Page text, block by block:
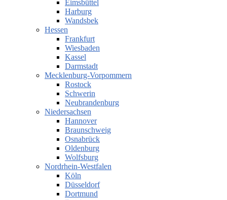
Eimsbüttel
Harburg
Wandsbek
Hessen
Frankfurt
Wiesbaden
Kassel
Darmstadt
Mecklenburg-Vorpommern
Rostock
Schwerin
Neubrandenburg
Niedersachsen
Hannover
Braunschweig
Osnabrück
Oldenburg
Wolfsburg
Nordrhein-Westfalen
Köln
Düsseldorf
Dortmund